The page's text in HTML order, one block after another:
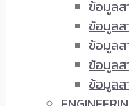
ข้อมูลส
ข้อมูลส
ข้อมูลส
ข้อมูลส
ข้อมูลส